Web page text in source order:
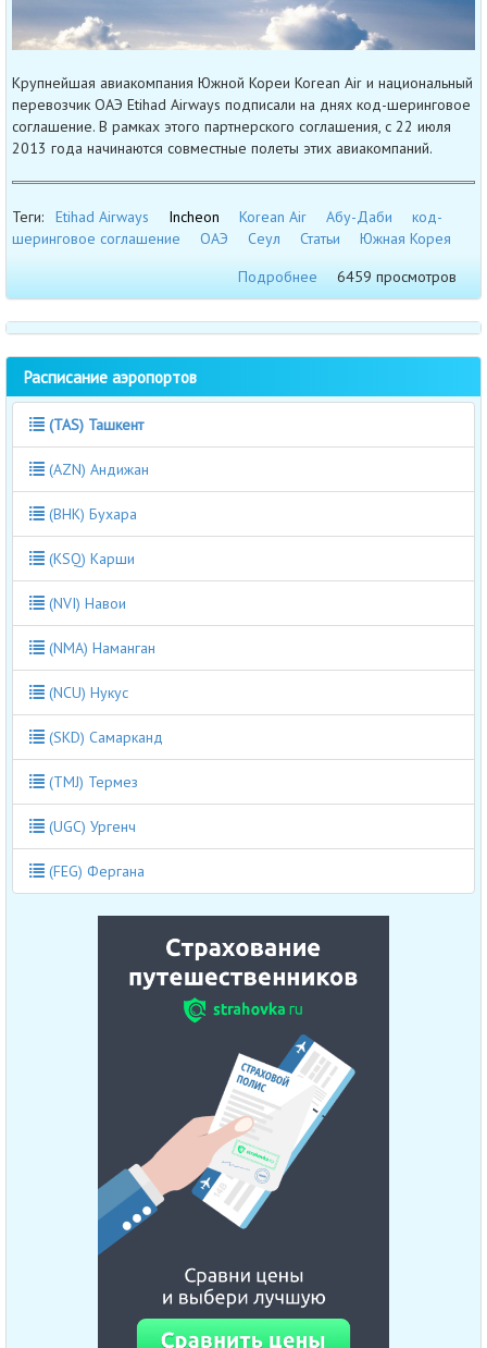
Крупнейшая авиакомпания Южной Кореи Korean Air и национальный
перевозчик ОАЭ Etihad Airways подписали на днях код-шеринговое
соглашение. В рамках этого партнерского соглашения, с 22 июля
2013 года начинаются совместные полеты этих авиакомпаний.
Теги: Etihad Airways Incheon Korean Air Абу-Даби
код-
шеринговое соглашение
ОАЭ Сеул Статьи
Южная Корея
Подробнее
6459 просмотров
Расписание аэропортов
(TAS) Ташкент
(AZN) Андижан
(BHK) Бухара
(KSQ) Карши
(NVI) Навои
(NMA) Наманган
(NCU) Нукус
(SKD) Самарканд
(TMJ) Термез
(UGC) Ургенч
(FEG) Фергана